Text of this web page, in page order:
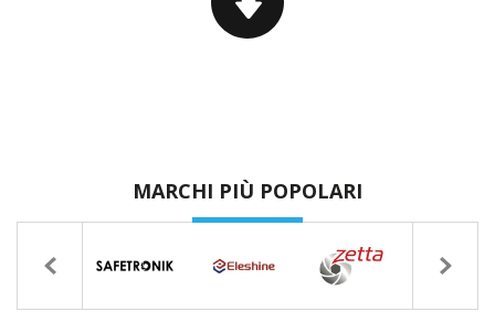
MARCHI PIÙ POPOLARI